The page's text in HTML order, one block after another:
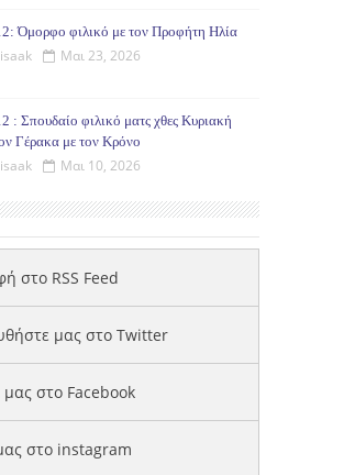
Όμορφο φιλικό με τον Προφήτη Ηλία
isaak Μαι 23, 2026
: Σπουδαίο φιλικό ματς χθες Κυριακή
Γέρακα με τον Κρόνο
isaak Μαι 10, 2026
στο RSS Feed
μας στο Twitter
μας στο Facebook
στο instagram